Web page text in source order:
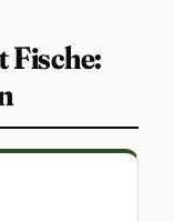
Fische: